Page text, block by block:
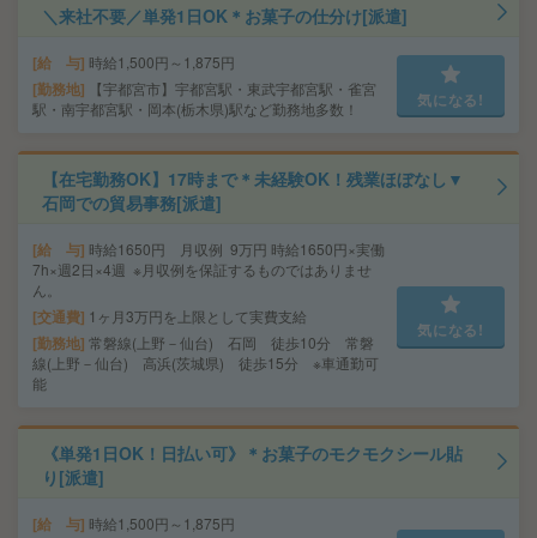
＼来社不要／単発1日OK＊お菓子の仕分け[派遣]
給 与 時給1,500円～1,875円
勤務地
【宇都宮市】宇都宮駅・東武宇都宮駅・雀宮
駅・南宇都宮駅・岡本(栃木県)駅など勤務地多数！
気になる!
【在宅勤務OK】17時まで＊未経験OK！残業ほぼなし▼
石岡での貿易事務[派遣]
給 与 時給1650円 月収例 9万円 時給1650円×実働
7h×週2日×4週 ※月収例を保証するものではありませ
ん。
交通費 1ヶ月3万円を上限として実費支給
勤務地 常磐線(上野－仙台) 石岡 徒歩10分 常磐
線(上野－仙台) 高浜(茨城県) 徒歩15分 ※車通勤可
能
気になる!
《単発1日OK！日払い可》＊お菓子のモクモクシール貼
り[派遣]
給 与 時給1,500円～1,875円